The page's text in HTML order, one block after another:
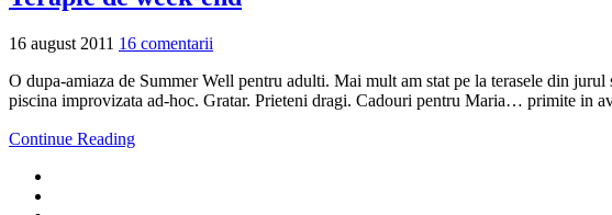
16 august 2011 16 comentarii
O dupa-amiaza de Summer Well pentru adulti. Mai mult am stat pe la terasele din
piscina improvizata ad-hoc. Gratar. Prieteni dragi. Cadouri pentru Maria… primite in
Continue Reading